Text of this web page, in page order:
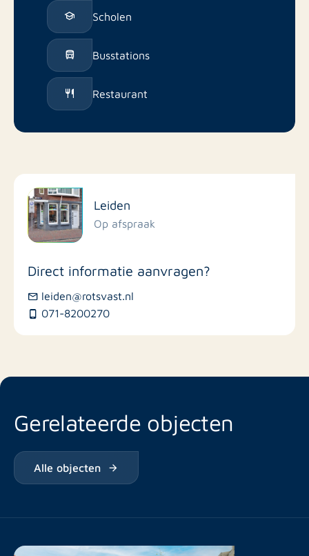
Scholen
Busstations
Restaurant
Leiden
Op afspraak
Direct informatie aanvragen?
leiden@rotsvast.nl
071-8200270
Gerelateerde objecten
Alle objecten